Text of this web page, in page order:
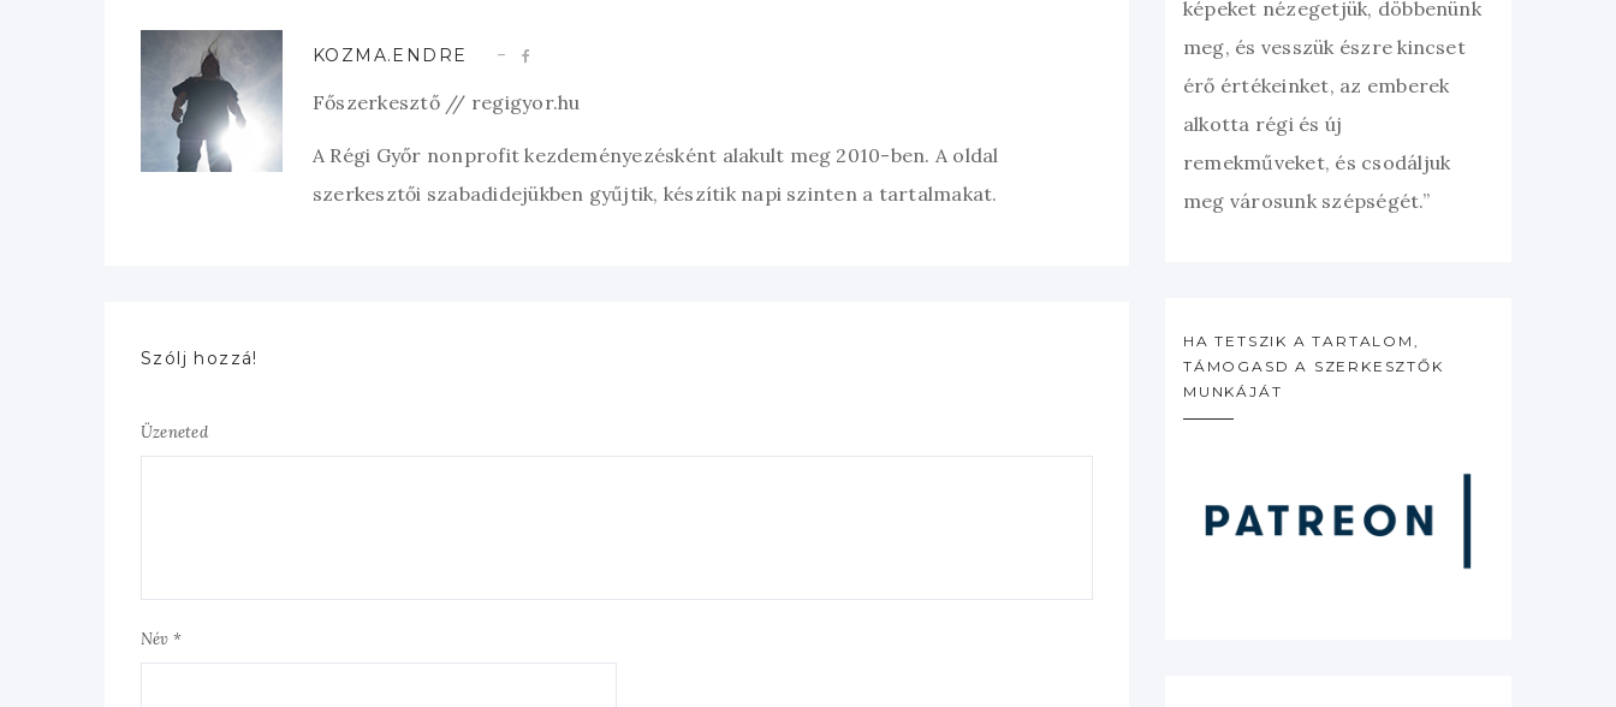
KOZMA.ENDRE
Főszerkesztő // regigyor.hu
A Régi Győr nonprofit kezdeményezésként alakult meg 2010-ben. A oldal
szerkesztői szabadidejükben gyűjtik, készítik napi szinten a tartalmakat.
Szólj hozzá!
Üzeneted
Név *
képeket nézegetjük, döbbenünk
meg, és vesszük észre kincset
érő értékeinket, az emberek
alkotta régi és új
remekműveket, és csodáljuk
meg városunk szépségét.”
HA TETSZIK A TARTALOM,
TÁMOGASD A SZERKESZTŐK
MUNKÁJÁT